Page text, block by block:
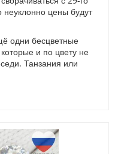
цены будут
одни бесцветные
и по цвету не
Танзания или